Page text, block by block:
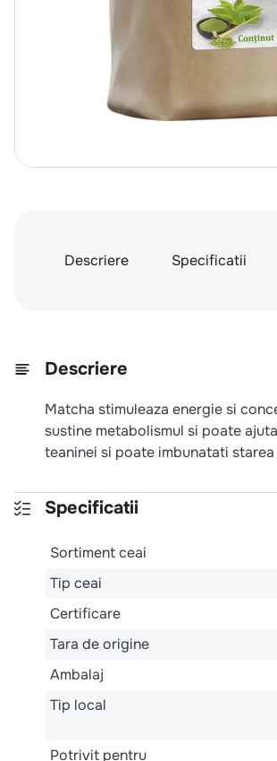
Descriere Specificatii
Descriere
Matcha stimuleaza energie si
sustine metabolismul si poate
teaninei si poate imbunatati
Specificatii
Sortiment ceai
Tip ceai
Certificare
Tara de origine
Ambalaj
Tip local
Potrivit pentru